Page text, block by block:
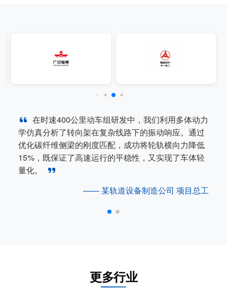
在时速400公里动车组研发中，我们利用多体动力
学仿真分析了转向架在复杂线路下的振动响应。通过
优化碳纤维侧梁的刚度匹配，成功将轮轨横向力降低
15%，既保证了高速运行的平稳性，又实现了车体轻
量化。
—— 某轨道设备制造公司 项目总工
更多行业